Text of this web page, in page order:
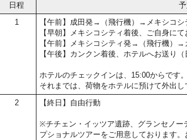
日程
1
【午前】成田発→（飛行機）→メキシコシ
【早朝】メキシコシティ着後、ご自身に
【午前】メキシコシティ発→（飛行機）→
【午後】カンクン着後、ホテルへお送り（
ホテルのチェックインは、15:00からです。
それまでは、荷物をホテルに預けて外出し
2 【終日】自由行動
※チチェン・イッツア遺跡、グランセノー
プショナルツアーをご用意しております。